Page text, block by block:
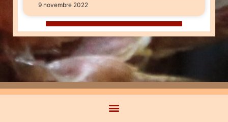
9 novembre 2022